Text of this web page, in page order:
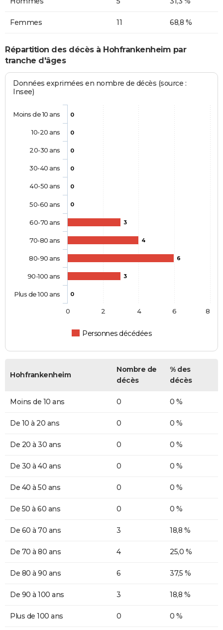
Femmes 11 68,8 %
Répartition des décès à Hohfrankenheim par
tranche d'âges
Données exprimées en nombre de décès (source :
Insee)
0
0
0
0
0
0
3
4
6
3
0
Personnes décédées
Moins de 10 ans
10-20 ans
20-30 ans
30-40 ans
40-50 ans
50-60 ans
60-70 ans
70-80 ans
80-90 ans
90-100 ans
Plus de 100 ans
0 2 4 6 8
Hohfrankenheim
Nombre de
décès
% des
décès
Moins de 10 ans 0 0 %
De 10 à 20 ans 0 0 %
De 20 à 30 ans 0 0 %
De 30 à 40 ans 0 0 %
De 40 à 50 ans 0 0 %
De 50 à 60 ans 0 0 %
De 60 à 70 ans 3 18,8 %
De 70 à 80 ans 4 25,0 %
De 80 à 90 ans 6 37,5 %
De 90 à 100 ans 3 18,8 %
Plus de 100 ans 0 0 %